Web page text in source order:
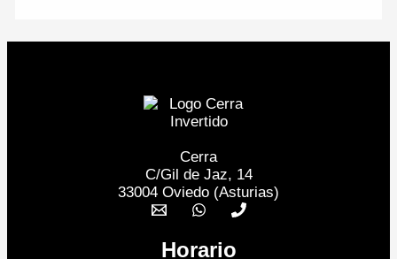
Cerra
C/Gil de Jaz, 14
33004 Oviedo (Asturias)
Horario